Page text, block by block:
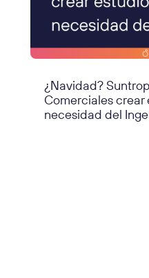
¿Navidad?
Comerciales crear
necesidad del